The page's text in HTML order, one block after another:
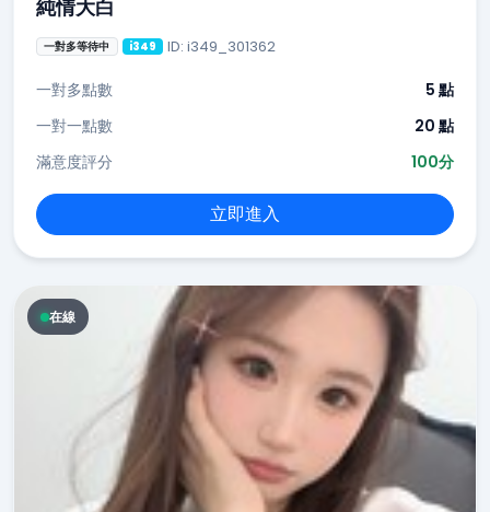
純情大白
一對多等待中 i349 ID: i349_301362
一對多點數
5 點
一對一點數
20 點
滿意度評分
100分
立即進入
在線